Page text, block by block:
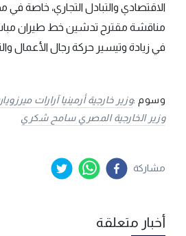
الاقتصادي والتبادل التجاري، خاصة في
مناقشة مقترح تدشين خط طيران
في زيادة وتيسير حركة رجال الأعمال
وسوم :وزير خارجية أرمينيا آرارات
وزير الخارجية المصري سامح شكري
مشاركة
أخبار متعلقة